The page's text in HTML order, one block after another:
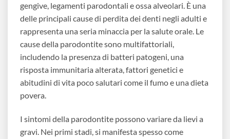
gengive, legamenti parodontali e ossa alveolari. È una
delle principali cause di perdita dei denti negli adulti e
rappresenta una seria minaccia per la salute orale. Le
cause della parodontite sono multifattoriali,
includendo la presenza di batteri patogeni, una
risposta immunitaria alterata, fattori genetici e
abitudini di vita poco salutari come il fumo e una dieta
povera.
I sintomi della parodontite possono variare da lievi a
gravi. Nei primi stadi, si manifesta spesso come